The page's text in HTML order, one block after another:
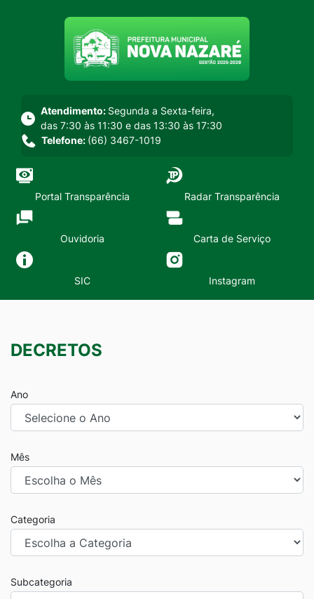
Seção do menu principal
Atendimento: Segunda a Sexta-feira,
das 7:30 às 11:30 e das 13:30 às 17:30
Telefone: (66) 3467-1019
Portal Transparência Radar Transparência
Ouvidoria Carta de Serviço
SIC Instagram
DECRETOS
Ano
Mês
Categoria
Subcategoria